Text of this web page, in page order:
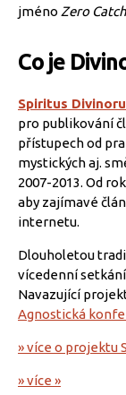
jméno Zero
Co je
Spiritus
pro publikování
přístupech od
mystických aj.
2007-2013. Od
aby zajímavé
internetu.
Dlouholetou
vícedenní
Navazující
Agnostická
» více o projektu
» více »